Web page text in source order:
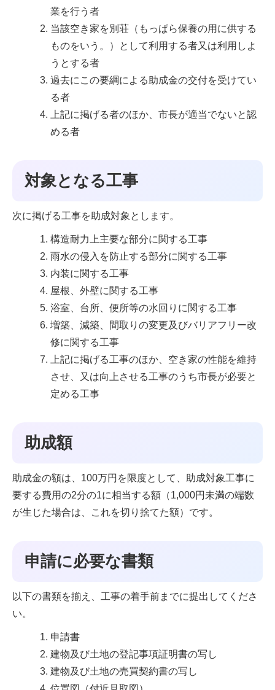
業を行う者
当該空き家を別荘（もっぱら保養の用に供する
ものをいう。）として利用する者又は利用しよ
うとする者
過去にこの要綱による助成金の交付を受けてい
る者
上記に掲げる者のほか、市長が適当でないと認
める者
対象となる工事
次に掲げる工事を助成対象とします。
構造耐力上主要な部分に関する工事
雨水の侵入を防止する部分に関する工事
内装に関する工事
屋根、外壁に関する工事
浴室、台所、便所等の水回りに関する工事
増築、減築、間取りの変更及びバリアフリー改
修に関する工事
上記に掲げる工事のほか、空き家の性能を維持
させ、又は向上させる工事のうち市長が必要と
定める工事
助成額
助成金の額は、100万円を限度として、助成対象工事に
要する費用の2分の1に相当する額（1,000円未満の端数
が生じた場合は、これを切り捨てた額）です。
申請に必要な書類
以下の書類を揃え、工事の着手前までに提出してくださ
い。
申請書
建物及び土地の登記事項証明書の写し
建物及び土地の売買契約書の写し